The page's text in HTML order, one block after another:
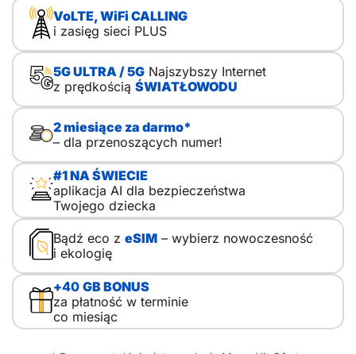
samodzielne powroty ze szkoły, wyjścia do kolegów,
krótkie zostawanie w domu, wycieczki i kolonie. Właśnie
wtedy pierwszy telefon dla dziecka zaczyna pełnić funkcję
praktyczną. To ważne. Kupno telefonu dla dziecka nie
sprowadza się do wyboru modelu. Sedno leży gdzie
indziej. Spór nie dotyczy prostego podziału na kontrolę i
wolność, lecz mądrego przewodnictwa, w którym rodzic
towarzyszy, tłumaczy i stopniowo przekazuje
odpowiedzialność. Dlatego pierwszy telefon komórkowy
dla dziecka nie musi oznaczać od razu […]
VoLTE, WiFi CALLING
i zasięg sieci PLUS
5G ULTRA / 5GNajszybszy Internet
z prędkością ŚWIATŁOWODU
2 miesiące za darmo*
– dla przenoszących numer!
#1 NA ŚWIECIE
aplikacja AI dla bezpieczeństwa
Twojego dziecka
Bądź eco z eSIM– wybierz nowoczesność
i ekologię
+40 GB BONUS
za płatność w terminie
co miesiąc